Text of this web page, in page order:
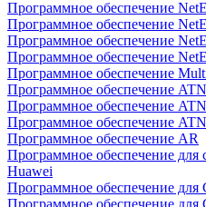
Программное обеспечение
Программное обеспечение
Программное обеспечение
Программное обеспечение
Программное обеспечение
Программное обеспечение
Программное обеспечение
Программное обеспечение
Программное обеспечение AR
Программное обеспечение для
Huawei
Программное обеспечение
Программное обеспечение